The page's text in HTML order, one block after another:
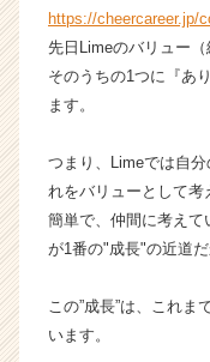
成
ス
が
https://cheercareer.jp/
先日Limeのバリュー（
そのうちの1つに『あ
ます。
つまり、Limeでは自
れをバリューとして考
簡単で、仲間に考えて
が1番の"成長"の近道だ
この”成長”は、これ
います。